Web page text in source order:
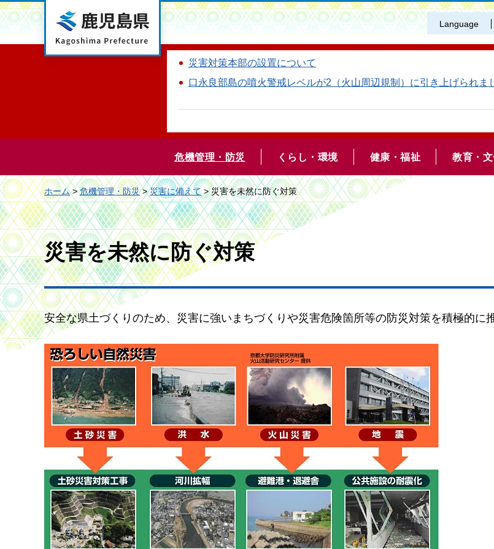
鹿児島県 Language
災害対策本部の設置について
口永良部島の噴火警戒レベルが2（火山周辺規制）に引き上げられま
危機管理・防災 くらし・環境 健康・福祉 教育・
ホーム>危機管理・防災>災害に備えて> 災害を未然に防ぐ対策
災害を未然に防ぐ対策
安全な県土づくりのため、災害に強いまちづくりや災害危険箇所等の防災対策を積極的に